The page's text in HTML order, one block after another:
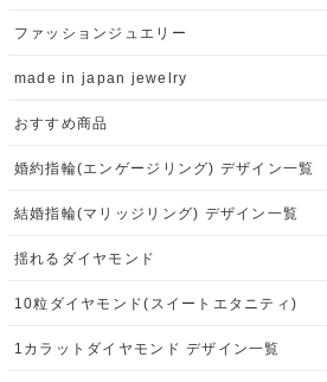
ファッションジュエリー
made in japan jewelry
おすすめ商品
婚約指輪(エンゲージリング) デザイン一覧
結婚指輪(マリッジリング) デザイン一覧
揺れるダイヤモンド
10粒ダイヤモンド(スイートエタニティ)
1カラットダイヤモンド デザイン一覧